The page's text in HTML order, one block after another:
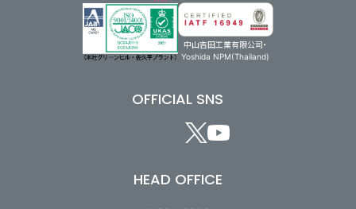
中山吉田工業有限公司・
Yoshida NPM(Thailand)
OFFICIAL SNS
HEAD OFFICE